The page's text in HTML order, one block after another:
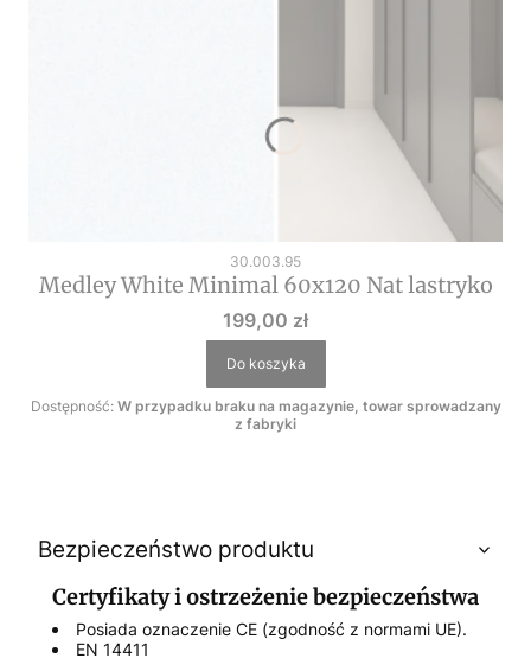
Kod produktu
30.003.95
Medley White Minimal 60x120 Nat lastryko
Cena
199,00 zł
Do koszyka
Dostępność: W przypadku braku na magazynie, towar sprowadzany
z fabryki
Bezpieczeństwo produktu
Certyfikaty i ostrzeżenie bezpieczeństwa
Posiada oznaczenie CE (zgodność z normami UE).
EN 14411